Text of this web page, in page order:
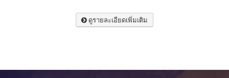
ดูรายละเอียดเพิ่มเติม